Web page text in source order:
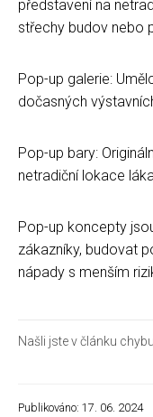
představení na
střechy budov nebo
Pop-up galerie:
dočasných
Pop-up bary:
netradiční lokace
Pop-up koncepty
zákazníky, budovat
nápady s menším
Našli jste v článku
Publikováno: 17. 06. 2024